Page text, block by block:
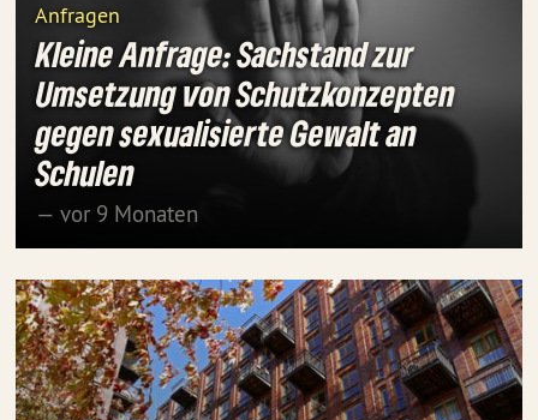
Anfragen
Kleine Anfrage: Sachstand zur
Umsetzung von Schutzkonzepten
gegen sexualisierte Gewalt an
Schulen
— vor 9 Monaten